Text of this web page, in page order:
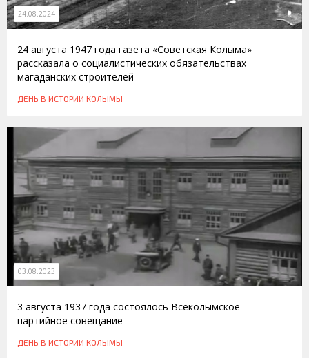
24.08.2024
24 августа 1947 года газета «Советская Колыма»
рассказала о социалистических обязательствах
магаданских строителей
ДЕНЬ В ИСТОРИИ КОЛЫМЫ
03.08.2023
3 августа 1937 года состоялось Всеколымское
партийное совещание
ДЕНЬ В ИСТОРИИ КОЛЫМЫ